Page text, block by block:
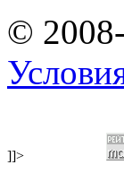
©
]]>